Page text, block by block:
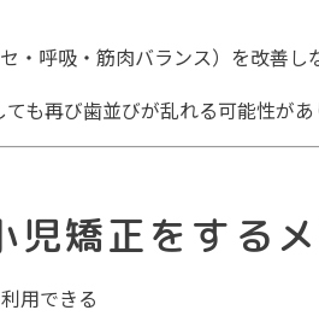
・呼吸・筋肉バランス）を改善し
も再び歯並びが乱れる可能性があ
矯正をする
用できる